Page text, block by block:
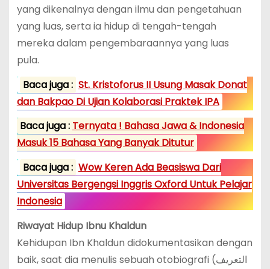
yang dikenalnya dengan ilmu dan pengetahuan
yang luas, serta ia hidup di tengah-tengah
mereka dalam pengembaraannya yang luas
pula.
Baca juga : St. Kristoforus II Usung Masak Donat
dan Bakpao Di Ujian Kolaborasi Praktek IPA
Baca juga : Ternyata ! Bahasa Jawa & Indonesia
Masuk 15 Bahasa Yang Banyak Ditutur
Baca juga : Wow Keren Ada Beasiswa Dari
Universitas Bergengsi Inggris Oxford Untuk Pelajar
Indonesia
Riwayat Hidup Ibnu Khaldun
Kehidupan Ibn Khaldun didokumentasikan dengan
baik, saat dia menulis sebuah otobiografi (التعريف